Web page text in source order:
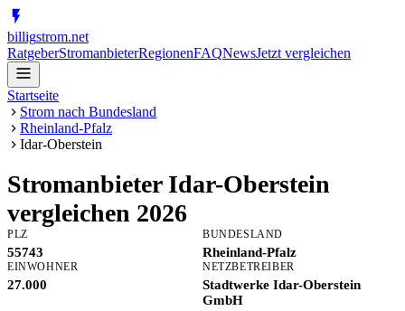
billigstrom.net
RatgeberStromanbieterRegionenFAQNewsJetzt vergleichen
Startseite
Strom nach Bundesland
Rheinland-Pfalz
Idar-Oberstein
Stromanbieter Idar-Oberstein
vergleichen 2026
PLZ
55743
BUNDESLAND
Rheinland-Pfalz
EINWOHNER
27.000
NETZBETREIBER
Stadtwerke Idar-Oberstein
GmbH